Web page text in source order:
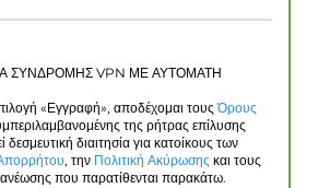
ΣΥΝΔΡΟΜΗΣ VPN ΜΕ ΑΥΤΟΜΑΤΗ
«Εγγραφή», αποδέχομαι τουςΌρους
της ρήτρας επίλυσης
διαιτησία για κατοίκους των
, την Πολιτική Ακύρωσης και τους
που παρατίθενται παρακάτω.